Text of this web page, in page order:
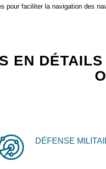
pour faciliter la navigation des
EN
DÉFENSE